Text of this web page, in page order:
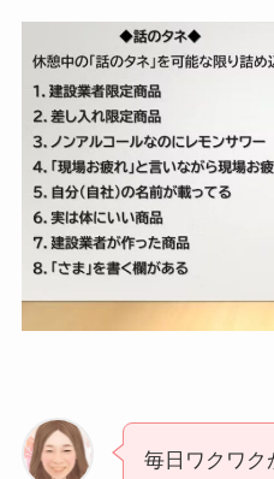
毎日ワクワク